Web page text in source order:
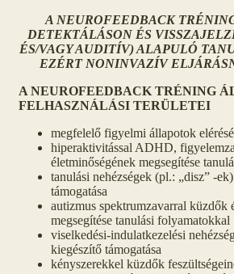
A NEUROFEEDBACK
DETEKTÁLÁSON ÉS
ÉS/VAGY AUDITÍV) ALAPULÓ
EZÉRT NONINVAZÍV
A NEUROFEEDBACK TRÉNING
FELHASZNÁLÁSI TERÜLETEI
megfelelő figyelmi állapotok
hiperaktivitással ADHD,
életminőségének megsegítése
tanulási nehézségek (pl.: „disz” -
támogatása
autizmus spektrumzavarral küzdők
megsegítése tanulási folyamatokkal
viselkedési-indulatkezelési
kiegészítő támogatása
kényszerekkel küzdők